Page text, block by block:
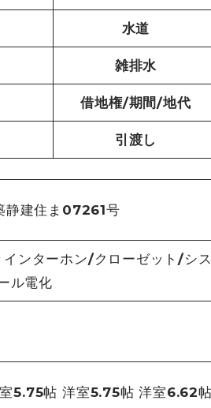
水道
雑排水
借地権/期間/地代
引渡し
静建住ま07261号
ンターホン/クローゼット/シ
ル電化
5.75帖 洋室5.75帖 洋室6.62